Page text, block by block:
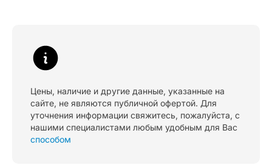
Цены, наличие и другие данные, указанные на
сайте, не являются публичной офертой. Для
уточнения информации свяжитесь, пожалуйста, с
нашими специалистами любым удобным для Вас
способом